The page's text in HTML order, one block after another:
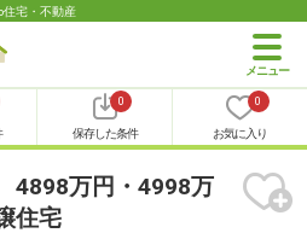
住宅・不動産
0
保存した条件
0
お気に入り
4898万円・4998万
住宅